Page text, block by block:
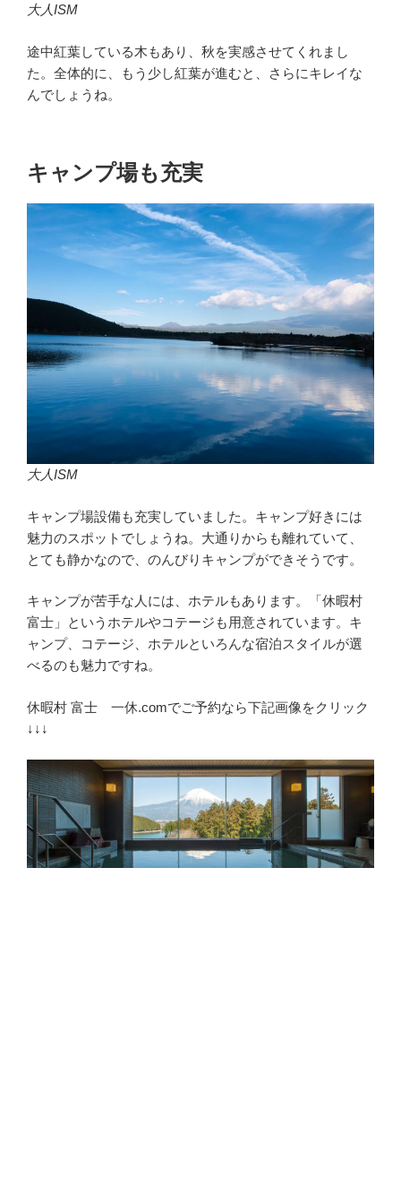
大人ISM
途中紅葉している木もあり、秋を実感させてくれまし
た。全体的に、もう少し紅葉が進むと、さらにキレイな
んでしょうね。
キャンプ場も充実
大人ISM
キャンプ場設備も充実していました。キャンプ好きには
魅力のスポットでしょうね。大通りからも離れていて、
とても静かなので、のんびりキャンプができそうです。
キャンプが苦手な人には、ホテルもあります。「休暇村
富士」というホテルやコテージも用意されています。キ
ャンプ、コテージ、ホテルといろんな宿泊スタイルが選
べるのも魅力ですね。
休暇村 富士 一休.comでご予約なら下記画像をクリック
↓↓↓